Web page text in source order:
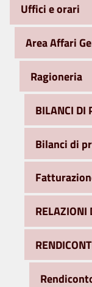
Uffici e orari
Area Affari
Ragioneria
BILANCI DI
Bilanci di
RELAZIONI